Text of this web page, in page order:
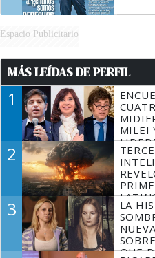
Espacio Publicitario
MÁS LEÍDAS DE PERFIL
1
MILEI
2
3
LA
QUE